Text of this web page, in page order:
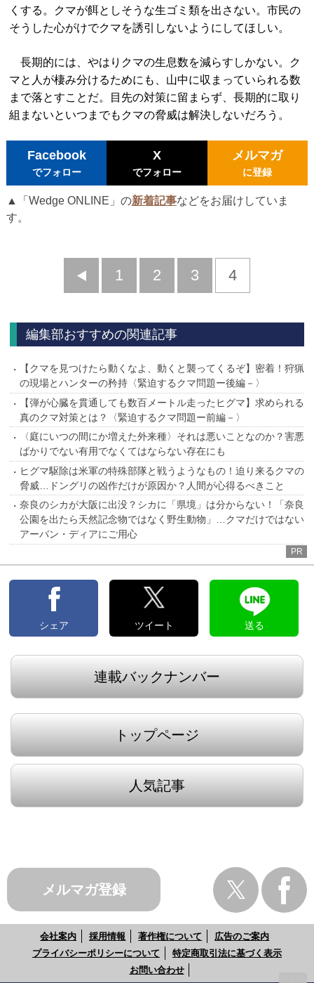
くする。クマが餌としそうな生ゴミ類を出さない。市民の
そうした心がけでクマを誘引しないようにしてほしい。
長期的には、やはりクマの生息数を減らすしかない。ク
マと人が棲み分けるためにも、山中に収まっていられる数
まで落とすことだ。目先の対策に留まらず、長期的に取り
組まないといつまでもクマの脅威は解決しないだろう。
Facebook
でフォロー
X
でフォロー
メルマガ
に登録
▲「Wedge ONLINE」の新着記事などをお届けしていま
す。
前
1 2 3 4
編集部おすすめの関連記事
【クマを見つけたら動くなよ、動くと襲ってくるぞ】密着！狩猟
の現場とハンターの矜持〈緊迫するクマ問題ー後編－〉
【弾が心臓を貫通しても数百メートル走ったヒグマ】求められる
真のクマ対策とは？〈緊迫するクマ問題ー前編－〉
〈庭にいつの間にか増えた外来種〉それは悪いことなのか？害悪
ばかりでない有用でなくてはならない存在にも
ヒグマ駆除は米軍の特殊部隊と戦うようなもの！迫り来るクマの
脅威…ドングリの凶作だけが原因か？人間が心得るべきこと
奈良のシカが大阪に出没？シカに「県境」は分からない！「奈良
公園を出たら天然記念物ではなく野生動物」…クマだけではない
アーバン・ディアにご用心
PR
シェア ツイート 送る
連載バックナンバー
トップページ
人気記事
メルマガ登録
会社案内 採用情報 著作権について
広告のご案内
プライバシーポリシーについて
特定商取引法に基づく表示
お問い合わせ